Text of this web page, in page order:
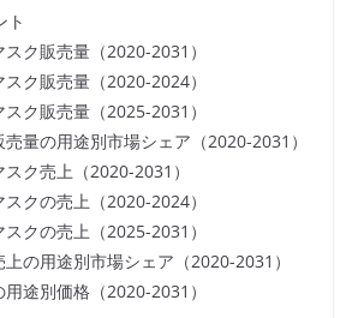
ト
ク販売量（2020-2031）
ク販売量（2020-2024）
ク販売量（2025-2031）
量の用途別市場シェア（2020-2031）
ク売上（2020-2031）
クの売上（2020-2024）
クの売上（2025-2031）
の用途別市場シェア（2020-2031）
途別価格（2020-2031）